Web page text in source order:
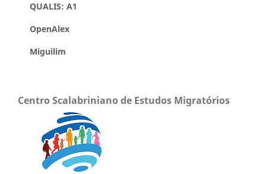
QUALIS: A1
OpenAlex
Miguilim
Centro Scalabriniano de Estudos Migratórios